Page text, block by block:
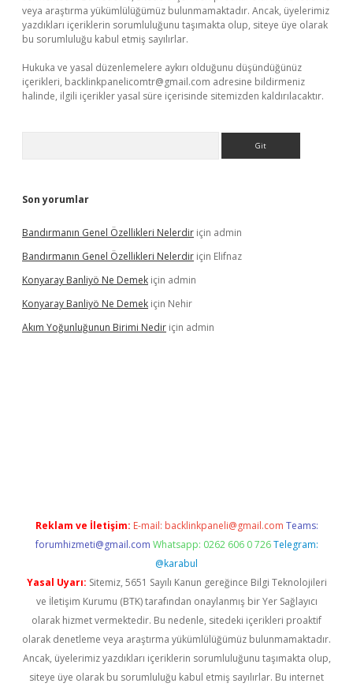
veya araştırma yükümlülüğümüz bulunmamaktadır. Ancak, üyelerimiz
yazdıkları içeriklerin sorumluluğunu taşımakta olup, siteye üye olarak
bu sorumluluğu kabul etmiş sayılırlar.
Hukuka ve yasal düzenlemelere aykırı olduğunu düşündüğünüz
içerikleri, backlinkpanelicomtr@gmail.com adresine bildirmeniz
halinde, ilgili içerikler yasal süre içerisinde sitemizden kaldırılacaktır.
Son yorumlar
Bandırmanın Genel Özellikleri Nelerdir için admin
Bandırmanın Genel Özellikleri Nelerdir için Elifnaz
Konyaray Banliyö Ne Demek için admin
Konyaray Banliyö Ne Demek için Nehir
Akım Yoğunluğunun Birimi Nedir için admin
Reklam ve İletişim: E-mail: backlinkpaneli@gmail.com Teams:
forumhizmeti@gmail.com Whatsapp: 0262 606 0 726 Telegram:
@karabul
Yasal Uyarı: Sitemiz, 5651 Sayılı Kanun gereğince Bilgi Teknolojileri
ve İletişim Kurumu (BTK) tarafından onaylanmış bir Yer Sağlayıcı
olarak hizmet vermektedir. Bu nedenle, sitedeki içerikleri proaktif
olarak denetleme veya araştırma yükümlülüğümüz bulunmamaktadır.
Ancak, üyelerimiz yazdıkları içeriklerin sorumluluğunu taşımakta olup,
siteye üye olarak bu sorumluluğu kabul etmiş sayılırlar. Bu internet